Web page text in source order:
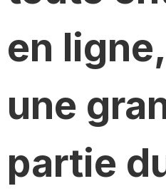
en
une
partie